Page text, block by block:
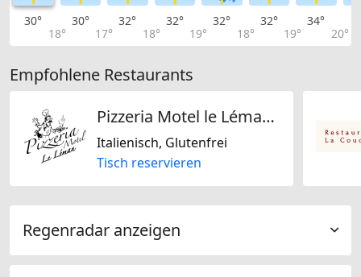
30°
18°
30°
17°
32°
18°
32°
19°
32°
18°
32°
19°
34°
20°
Empfohlene Restaurants
Pizzeria Motel le Léman - Restaurant Commugny
Italienisch, Glutenfrei
Tisch reservieren
Regenradar anzeigen